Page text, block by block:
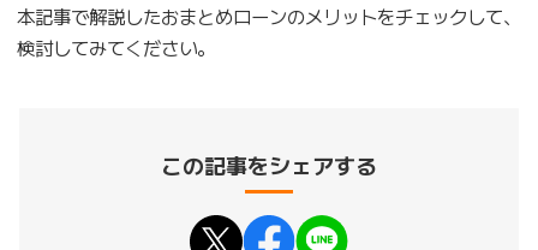
本記事で解説したおまとめローンのメリットをチェックして、
検討してみてください。
この記事をシェアする